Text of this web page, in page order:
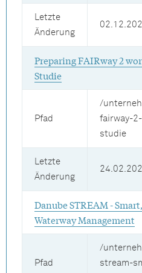
Letzte
Änderung
Preparing FAIRway 2
Studie
Pfad
/
fairway-
studie
Letzte
Änderung
Danube STREAM -
Waterway Management
Pfad
/
stream-